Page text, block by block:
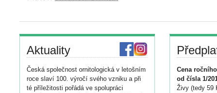
Aktuality
Česká společnost ornitologická v letošním
roce slaví 100. výročí svého vzniku a při
té příležitosti pořádá ve spolupráci
Cena
od čísla 1/
Živy (tedy 59